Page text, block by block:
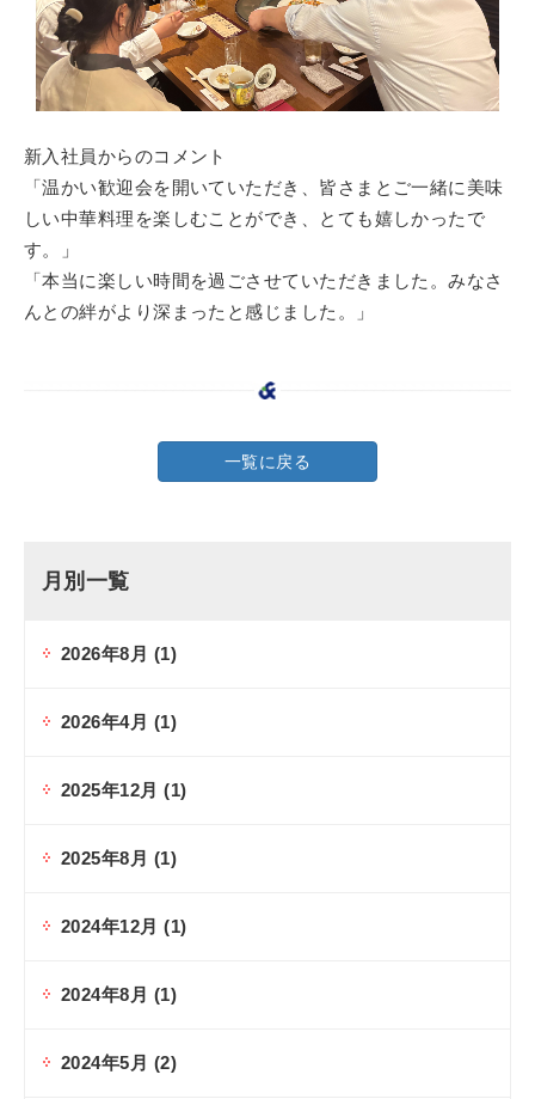
新入社員からのコメント
「温かい歓迎会を開いていただき、皆さまとご一緒に美味
しい中華料理を楽しむことができ、とても嬉しかったで
す。」
「本当に楽しい時間を過ごさせていただきました。みなさ
んとの絆がより深まったと感じました。」
一覧に戻る
月別一覧
2026年8月 (1)
2026年4月 (1)
2025年12月(1)
2025年8月 (1)
2024年12月(1)
2024年8月 (1)
2024年5月 (2)